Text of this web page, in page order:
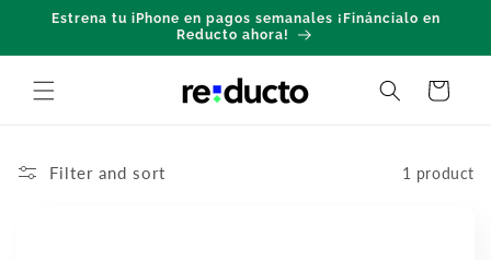
Skip to
Estrena tu iPhone en pagos semanales ¡Fináncialo en
Reducto ahora!
Cart
Filter and sort 1 product